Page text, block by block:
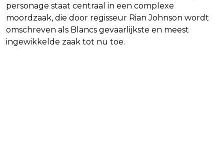
personage staat centraal in een complexe
moordzaak, die door regisseur Rian Johnson wordt
omschreven als Blancs gevaarlijkste en meest
ingewikkelde zaak tot nu toe.